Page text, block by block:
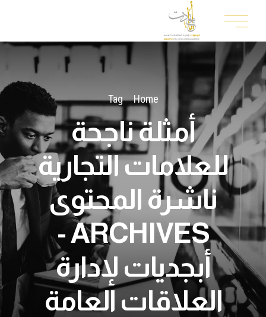
Home
Tag
أمثلة ناجحة
للعلامات التجارية
ناشرة المحتوى
ARCHIVES -
أبجديات لإدارة
العلاقات العامة